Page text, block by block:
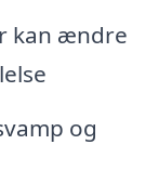
kan ændre
og